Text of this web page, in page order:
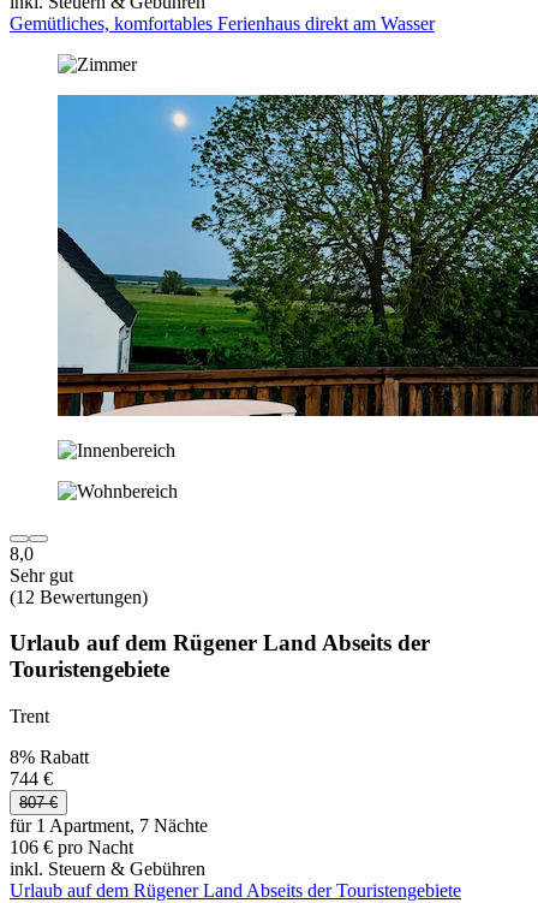
Gemütliches, komfortables Ferienhaus direkt am Wasser
8,0
Sehr gut
(12 Bewertungen)
Urlaub auf dem Rügener Land Abseits der
Touristengebiete
Trent
8% Rabatt
744 €
807 €
für 1 Apartment, 7 Nächte
106 € pro Nacht
inkl. Steuern & Gebühren
Urlaub auf dem Rügener Land Abseits der Touristengebiete